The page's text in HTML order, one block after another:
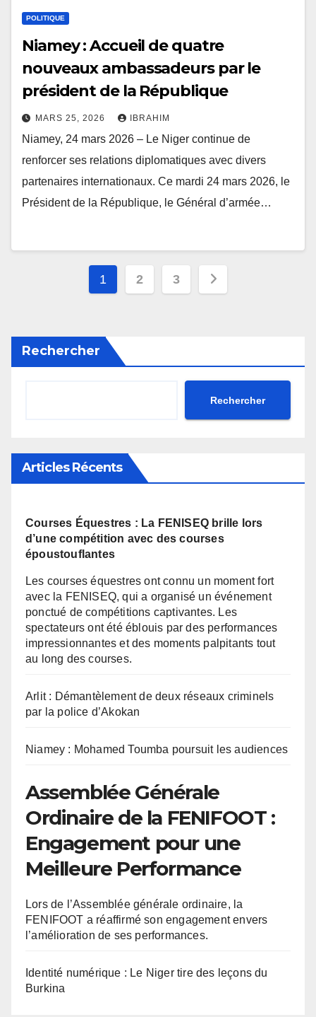
POLITIQUE
Niamey : Accueil de quatre
nouveaux ambassadeurs par le
président de la République
MARS 25, 2026 IBRAHIM
Niamey, 24 mars 2026 – Le Niger continue de
renforcer ses relations diplomatiques avec divers
partenaires internationaux. Ce mardi 24 mars 2026, le
Président de la République, le Général d’armée…
Navigation
articles
1 2 3
Rechercher
Rechercher
Articles Récents
Courses Équestres : La FENISEQ brille lors
d’une compétition avec des courses
époustouflantes
Les courses équestres ont connu un moment fort
avec la FENISEQ, qui a organisé un événement
ponctué de compétitions captivantes. Les
spectateurs ont été éblouis par des performances
impressionnantes et des moments palpitants tout
au long des courses.
Arlit : Démantèlement de deux réseaux criminels
par la police d’Akokan
Niamey : Mohamed Toumba poursuit les audiences
Assemblée Générale
Ordinaire de la FENIFOOT :
Engagement pour une
Meilleure Performance
Lors de l’Assemblée générale ordinaire, la
FENIFOOT a réaffirmé son engagement envers
l’amélioration de ses performances.
Identité numérique : Le Niger tire des leçons du
Burkina